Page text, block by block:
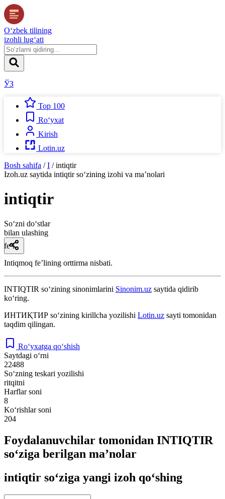
O‘zbek tilining
izohli lug‘ati
ЎЗ
Top 100
Ro‘yxat
Kirish
Lotin.uz
Bosh sahifa / I / intiqtir
Izoh.uz saytida intiqtirso‘zining izohi va ma’nolari
intiqtir
So‘zni do‘stlar
bilan ulashing
fe’l
Intiqmoq feʼlining orttirma nisbati.
INTIQTIR so‘zining sinonimlarini Sinonim.uz saytida qidirib
ko‘ring.
ИНТИҚТИР so‘zining kirillcha yozilishi Lotin.uz sayti tomonidan
taqdim qilingan.
Ro‘yxatga qo‘shish
Saytdagi o‘rni
22488
So‘zning teskari yozilishi
ritqitni
Harflar soni
8
Ko‘rishlar soni
204
Foydalanuvchilar tomonidan INTIQTIR
so‘ziga berilgan ma’nolar
intiqtir so‘ziga yangi izoh qo‘shing